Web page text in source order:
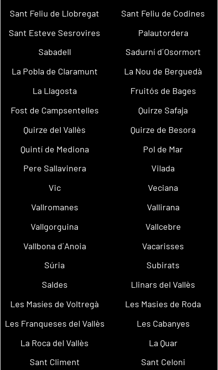
Sant Feliu de Llobregat
Sant Feliu de Codines
Sant Esteve Sesrovires
Palautordera
Sabadell
Sadurní d´Osormort
La Pobla de Claramunt
La Nou de Berguedà
La Llagosta
Fruitós de Bages
Fost de Campsentelles
Quirze Safaja
Quirze del Vallès
Quirze de Besora
Quintí de Mediona
Pol de Mar
Pere Sallavinera
Vilada
Vic
Veciana
Vallromanes
Vallirana
Vallgorguina
Vallcebre
Vallbona d´Anoia
Vacarisses
Súria
Subirats
Saldes
Llinars del Vallès
Les Masíes de Voltregà
Les Masies de Roda
Les Franqueses del Vallès
Les Cabanyes
La Roca del Vallès
La Quar
Sant Climent
Sant Celoni